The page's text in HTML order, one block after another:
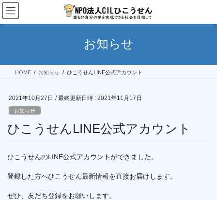
コ
ン
テ
ス
ナ
ビ
ゲ
ン
お知らせ
HOME お知らせ ひこうせんLINE公式アカウント
2021年10月27日 / 最終更新日時 : 2021年11月17日
お知らせ
ひこうせんLINE公式アカウント
ひこうせんのLINE公式アカウントができました。
登録した方へひこうせん最新情報を直接お届けします。
ぜひ、友だち登録をお願いします。